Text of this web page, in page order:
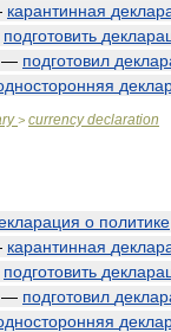
карантинная
подготовить
— подготовил
> currency declaration
о политике
карантинная
подготовить
— подготовил